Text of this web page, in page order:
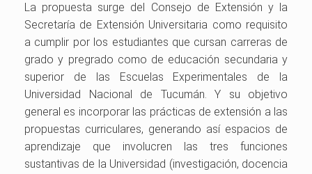
La propuesta surge del Consejo de Extensión y la
Secretaría de Extensión Universitaria como requisito
a cumplir por los estudiantes que cursan carreras de
grado y pregrado como de educación secundaria y
superior de las Escuelas Experimentales de la
Universidad Nacional de Tucumán. Y su objetivo
general es incorporar las prácticas de extensión a las
propuestas curriculares, generando así espacios de
aprendizaje que involucren las tres funciones
sustantivas de la Universidad (investigación, docencia